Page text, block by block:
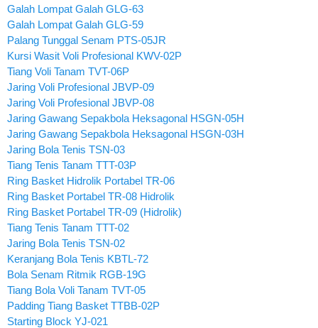
Galah Lompat Galah GLG-63
Galah Lompat Galah GLG-59
Palang Tunggal Senam PTS-05JR
Kursi Wasit Voli Profesional KWV-02P
Tiang Voli Tanam TVT-06P
Jaring Voli Profesional JBVP-09
Jaring Voli Profesional JBVP-08
Jaring Gawang Sepakbola Heksagonal HSGN-05H
Jaring Gawang Sepakbola Heksagonal HSGN-03H
Jaring Bola Tenis TSN-03
Tiang Tenis Tanam TTT-03P
Ring Basket Hidrolik Portabel TR-06
Ring Basket Portabel TR-08 Hidrolik
Ring Basket Portabel TR-09 (Hidrolik)
Tiang Tenis Tanam TTT-02
Jaring Bola Tenis TSN-02
Keranjang Bola Tenis KBTL-72
Bola Senam Ritmik RGB-19G
Tiang Bola Voli Tanam TVT-05
Padding Tiang Basket TTBB-02P
Starting Block YJ-021